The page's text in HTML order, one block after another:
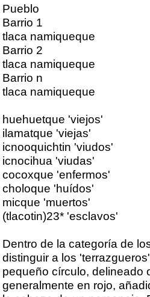
Pueblo
Barrio 1
tlaca namiqueque
Barrio 2
tlaca namiqueque
Barrio n
tlaca namiqueque
huehuetque 'viejos'
ilamatque 'viejas'
icnooquichtin 'viudos'
icnocihua 'viudas'
cocoxque 'enfermos'
choloque 'huídos'
micque 'muertos'
(tlacotin)23* 'esclavos'
Dentro de la categoría de
distinguir a los
pequeño círculo, delineado
generalmente en rojo,